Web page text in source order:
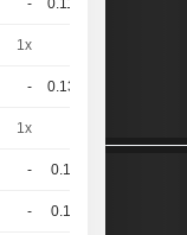
- 0.112
1x
- 0.138
1x
- 0.18
- 0.18